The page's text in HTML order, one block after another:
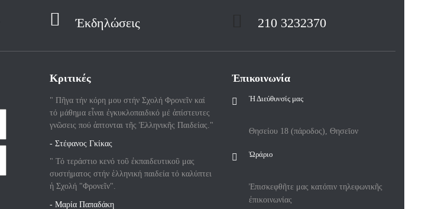
Έκδηλώσεις 210 3232370
Κριτικές
" Πῆγα τήν κόρη μου στήν Σχολή Φρονεῖν καί
τό μάθημα εἶναι ἐγκυκλοπαιδικό μέ ἀπίστευτες
γνῶσεις πού ἁπτονται τῆς Ἑλληνικῆς Παιδείας."
- Στέφανος Γκίκας
" Τό τεράστιο κενό τοῦ ἐκπαιδευτικοῦ μας
συστήματος στήν ἑλληνική παιδεία τό καλύπτει
ἡ Σχολή "Φρονεῖν".
- Μαρία Παπαδάκη
Ἐπικοινωνία
Ἡ Διεύθυνσίς μας
Θησείου 18 (πάροδος), Θησεῑον
Ὡράριο
Ἐπισκεφθῆτε μας κατόπιν τηλεφωνικῆς
ἐπικοινωνίας